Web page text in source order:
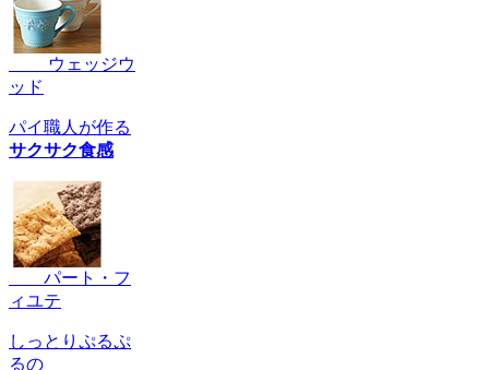
ウェッジウ
ッド
パイ職人が作る
サクサク食感
パート・フ
ィユテ
しっとりぷるぷ
るの